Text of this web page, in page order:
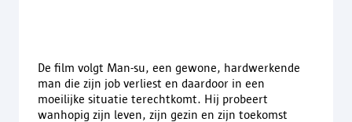
De film volgt Man-su, een gewone, hardwerkende
man die zijn job verliest en daardoor in een
moeilijke situatie terechtkomt. Hij probeert
wanhopig zijn leven, zijn gezin en zijn toekomst